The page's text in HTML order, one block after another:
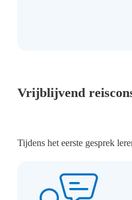
Vrijblijvend
Tijdens het eerste gesprek